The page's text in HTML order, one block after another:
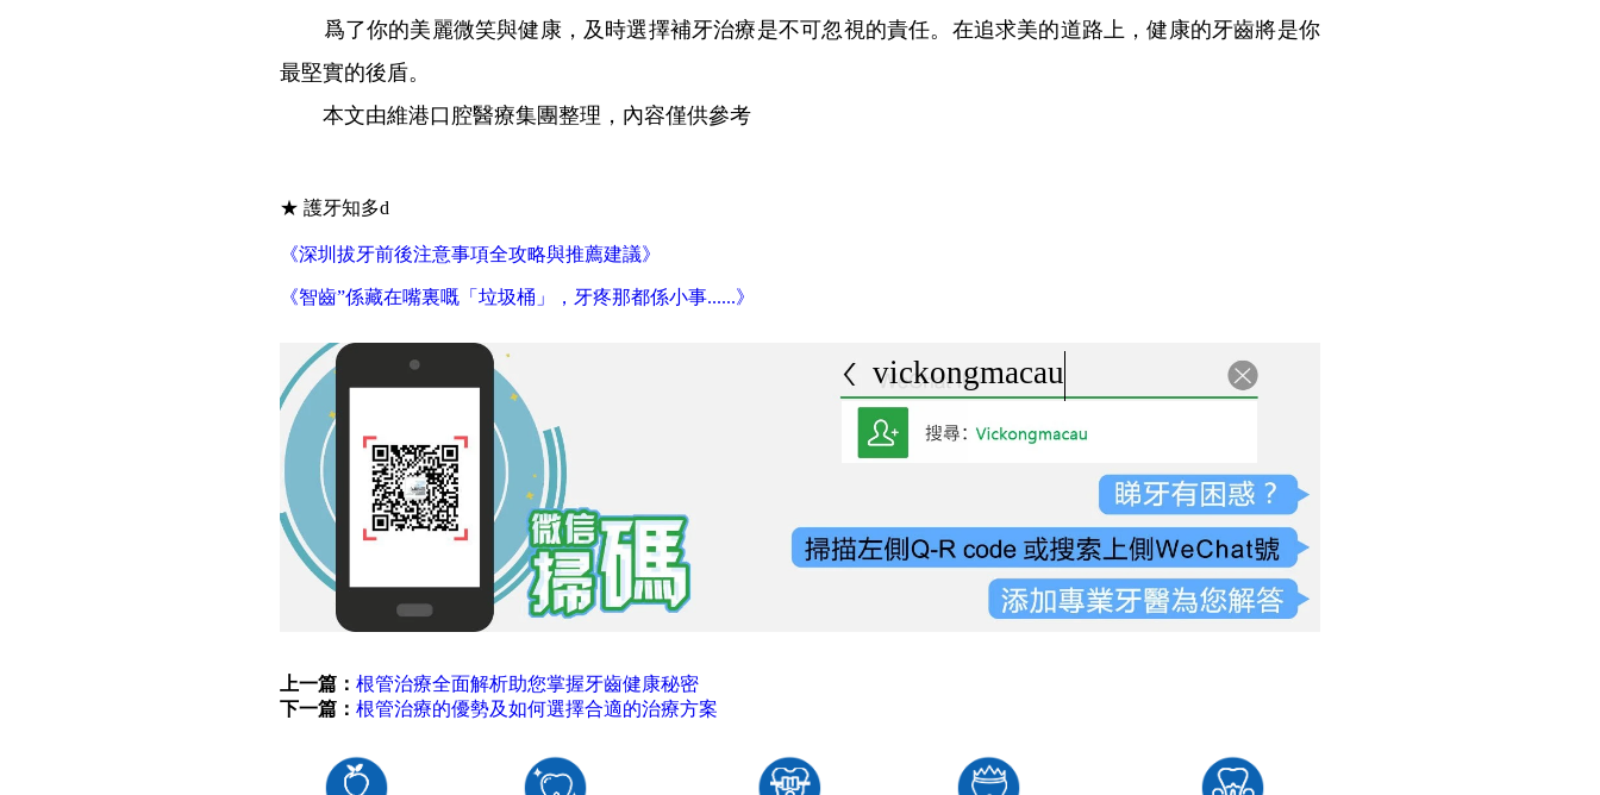
爲了你的美麗微笑與健康，及時選擇補牙治療是不可忽視的責任。在追求美的道路上，健康的牙齒將是你
最堅實的後盾。
本文由維港口腔醫療集團整理，內容僅供參考
★ 護牙知多d
《深圳拔牙前後注意事項全攻略與推薦建議》
《智齒”係藏在嘴裏嘅「垃圾桶」，牙疼那都係小事......》
vickongmacau
上一篇：根管治療全面解析助您掌握牙齒健康秘密
下一篇：根管治療的優勢及如何選擇合適的治療方案